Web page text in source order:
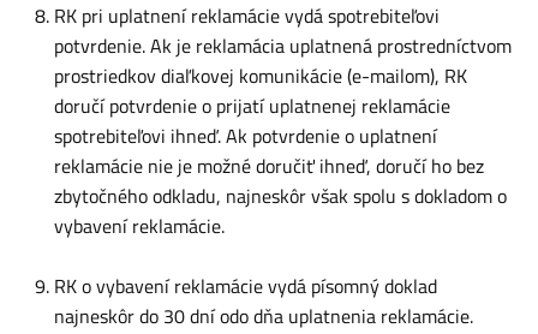
RK pri uplatnení reklamácie vydá spotrebiteľovi
potvrdenie. Ak je reklamácia uplatnená prostredníctvom
prostriedkov diaľkovej komunikácie (e-mailom), RK
doručí potvrdenie o prijatí uplatnenej reklamácie
spotrebiteľovi ihneď. Ak potvrdenie o uplatnení
reklamácie nie je možné doručiť ihneď, doručí ho bez
zbytočného odkladu, najneskôr však spolu s dokladom o
vybavení reklamácie.
RK o vybavení reklamácie vydá písomný doklad
najneskôr do 30 dní odo dňa uplatnenia reklamácie.